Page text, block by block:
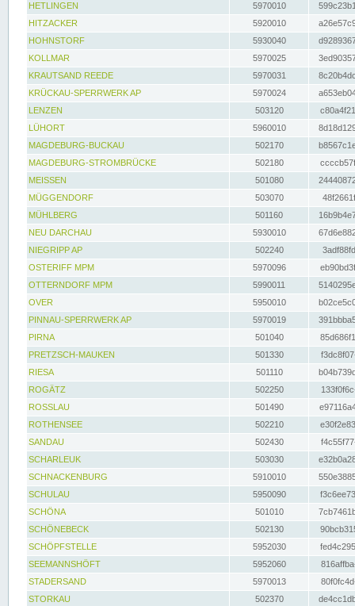
HETLINGEN
5970010
HITZACKER
5920010
HOHNSTORF
5930040
KOLLMAR
5970025
KRAUTSAND REEDE
5970031
KRÜCKAU-SPERRWERK AP
5970024
LENZEN
503120
LÜHORT
5960010
MAGDEBURG-BUCKAU
502170
MAGDEBURG-STROMBRÜCKE
502180
MEISSEN
501080
MÜGGENDORF
503070
MÜHLBERG
501160
NEU DARCHAU
5930010
NIEGRIPP AP
502240
OSTERIFF MPM
5970096
OTTERNDORF MPM
5990011
OVER
5950010
PINNAU-SPERRWERK AP
5970019
PIRNA
501040
PRETZSCH-MAUKEN
501330
RIESA
501110
ROGÄTZ
502250
ROSSLAU
501490
ROTHENSEE
502210
SANDAU
502430
SCHARLEUK
503030
SCHNACKENBURG
5910010
SCHULAU
5950090
SCHÖNA
501010
SCHÖNEBECK
502130
SCHÖPFSTELLE
5952030
SEEMANNSHÖFT
5952060
STADERSAND
5970013
STORKAU
502370